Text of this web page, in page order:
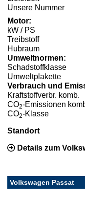
Unsere Nummer
Motor:
kW / PS
Treibstoff
Hubraum
Umweltnormen:
Schadstoffklasse
Umweltplakette
Verbrauch und
Kraftstoffverbr. komb.
CO2-Emissionen
CO2-Klasse
Standort
Details zum
Volkswagen Passat